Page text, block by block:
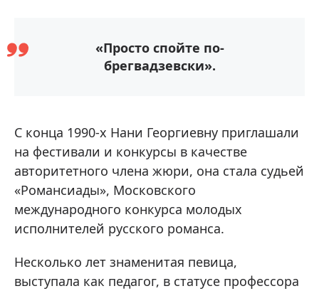
«Просто спойте по-
брегвадзевски».
С конца 1990-х Нани Георгиевну приглашали
на фестивали и конкурсы в качестве
авторитетного члена жюри, она стала судьей
«Романсиады», Московского
международного конкурса молодых
исполнителей русского романса.
Несколько лет знаменитая певица,
выступала как педагог, в статусе профессора